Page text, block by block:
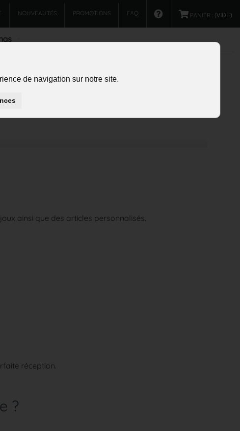
de navigation sur notre site.
NOUVEAUTÉS PROMOTIONS FAQ PANIER : (VIDE)
ainsi que des articles personnalisés.
réception.
?